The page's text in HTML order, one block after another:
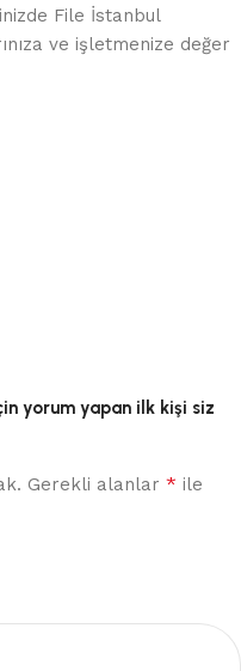
File İstanbul
ve işletmenize değer
yorum yapan ilk kişi siz
Gerekli alanlar * ile